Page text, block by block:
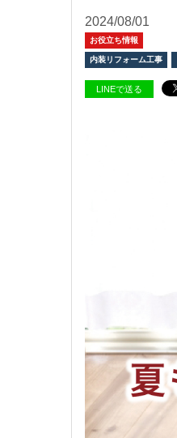
2024/08/01
お役立ち情報
内装リフォーム工事
LINEで送る